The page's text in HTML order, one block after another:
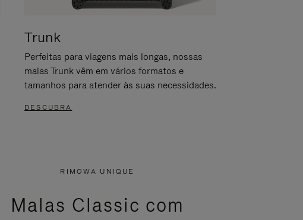
Trunk
Perfeitas para viagens mais longas, nossas
malas Trunk vêm em vários formatos e
tamanhos para atender às suas necessidades.
DESCUBRA
RIMOWA UNIQUE
Malas Classic com